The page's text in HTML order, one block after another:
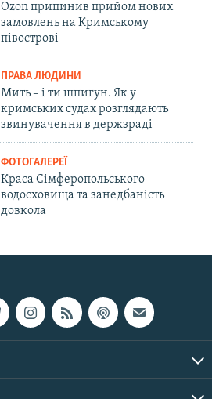
Ozon припинив прийом нових
замовлень на Кримському
півострові
ПРАВА ЛЮДИНИ
Мить – і ти шпигун. Як у
кримських судах розглядають
звинувачення в держзраді
ФОТОГАЛЕРЕЇ
Краса Сімферопольського
водосховища та занедбаність
довкола